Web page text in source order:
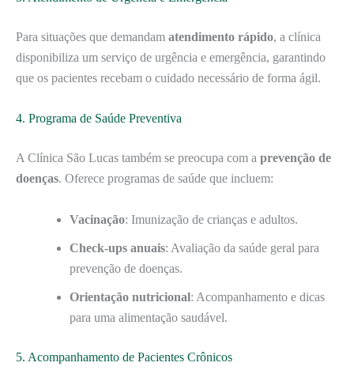
Para situações que demandam atendimento rápido, a clínica
disponibiliza um serviço de urgência e emergência, garantindo
que os pacientes recebam o cuidado necessário de forma ágil.
4. Programa de Saúde Preventiva
A Clínica São Lucas também se preocupa com a prevenção de
doenças. Oferece programas de saúde que incluem:
Vacinação: Imunização de crianças e adultos.
Check-ups anuais: Avaliação da saúde geral para
prevenção de doenças.
Orientação nutricional: Acompanhamento e dicas
para uma alimentação saudável.
5. Acompanhamento de Pacientes Crônicos